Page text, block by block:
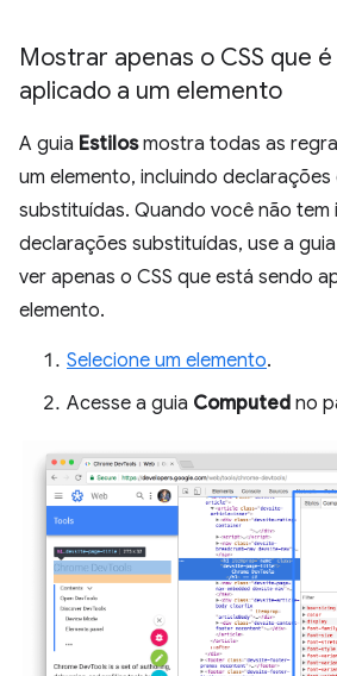
Mostrar apenas o CSS que
aplicado a um elemento
A guia Estilosmostra todas as
um elemento, incluindo
substituídas. Quando você não tem
declarações substituídas, use a guia
ver apenas o CSS que está sendo
elemento.
Selecione um elemento.
Acesse a guia Computed no